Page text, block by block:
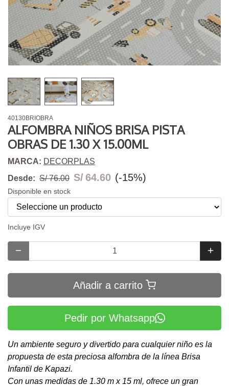
40130BRIOBRA
ALFOMBRA NIÑOS BRISA PISTA
OBRAS DE 1.30 X 15.00ML
MARCA: DECORPLAS
Desde: S/ 76.00 S/64.60 (-15%)
Disponible en stock
Incluye IGV
Añadir a carrito
Pedir por Whatsapp
Un ambiente seguro y divertido para cualquier niño es la
propuesta de esta preciosa alfombra de la línea Brisa
Infantil de Kapazi.
Con unas medidas de 1.30 m x 15 ml, ofrece un gran